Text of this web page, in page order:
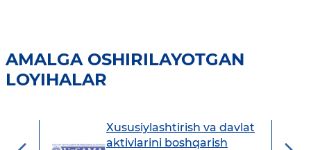
AMALGA OSHIRILAYOTGAN
LOYIHALAR
Xususiylashtirish va davlat
aktivlarini boshqarish